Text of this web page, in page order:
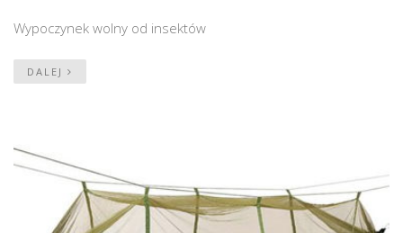
Wypoczynek wolny od insektów
DALEJ